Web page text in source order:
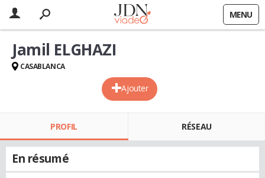
MENU
Ajouter
Jamil ELGHAZI
CASABLANCA
PROFIL RÉSEAU
En résumé